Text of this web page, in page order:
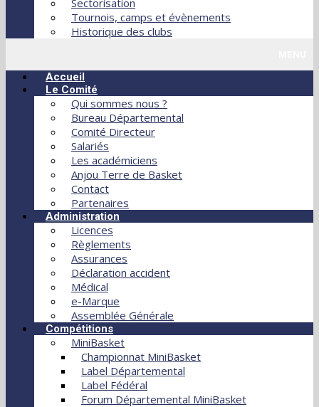
Tournois, camps et évènements
Historique des clubs
Accueil
Le Comité
Qui sommes nous ?
Bureau Départemental
Comité Directeur
Salariés
Les académiciens
Anjou Terre de Basket
Contact
Partenaires
Administration
Licences
Règlements
Assurances
Déclaration accident
Médical
e-Marque
Assemblée Générale
Compétitions
MiniBasket
Championnat MiniBasket
Label Départemental
Label Fédéral
Forum Départemental MiniBasket